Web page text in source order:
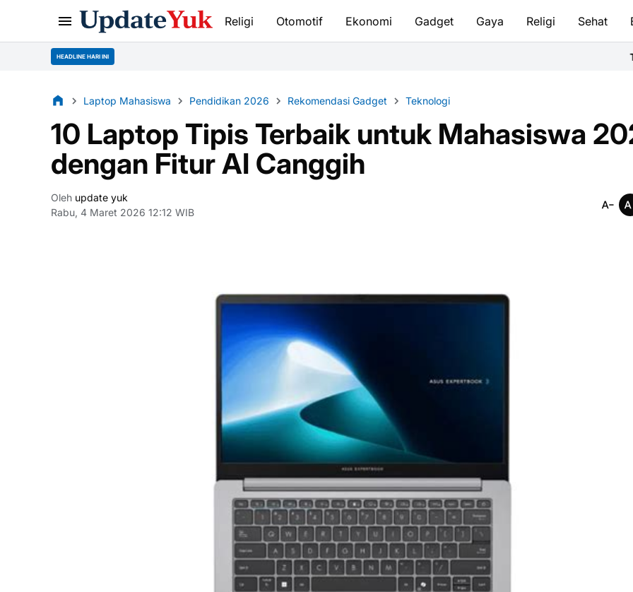
Religi Otomotif Ekonomi Gadget Gaya Religi Sehat
HEADLINE HARI INI Tata Cara
Laptop Mahasiswa Pendidikan 2026 Rekomendasi Gadget Teknologi
10 Laptop Tipis Terbaik untuk Mahasiswa
dengan Fitur AI Canggih
Oleh update yuk
Rabu, 4 Maret 2026 12:12 WIB